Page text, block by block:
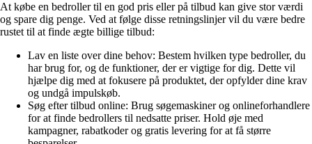
At købe en bedroller til en god pris eller på tilbud kan give stor værdi
og spare dig penge. Ved at følge disse retningslinjer vil du være bedre
rustet til at finde ægte billige tilbud:
Lav en liste over dine behov: Bestem hvilken type bedroller, du
har brug for, og de funktioner, der er vigtige for dig. Dette vil
hjælpe dig med at fokusere på produktet, der opfylder dine krav
og undgå impulskøb.
Søg efter tilbud online: Brug søgemaskiner og onlineforhandlere
for at finde bedrollers til nedsatte priser. Hold øje med
kampagner, rabatkoder og gratis levering for at få større